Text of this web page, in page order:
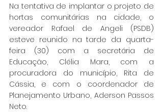
Na tentativa de implantar o projeto de
hortas comunitárias na cidade, o
vereador Rafael de Angeli (PSDB)
esteve reunido na tarde da quarta-
feira (30) com a secretária de
Educação, Clélia Mara, com a
procuradora do município, Rita de
Cássia, e com o coordenador de
Planejamento Urbano, Aderson Passos
Neto.